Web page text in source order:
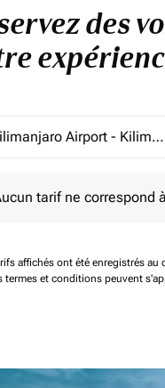
des
tarif ne correspond
affichés ont été enregistrés au
termes et conditions peuvent